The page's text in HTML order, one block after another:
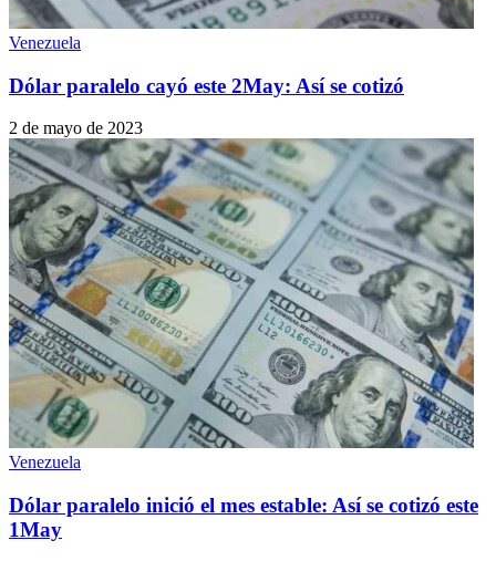
Venezuela
Dólar paralelo cayó este 2May: Así se cotizó
2 de mayo de 2023
Venezuela
Dólar paralelo inició el mes estable: Así se cotizó este
1May